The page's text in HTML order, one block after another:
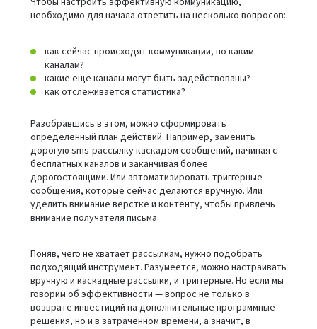
необходимо для начала ответить на несколько вопросов:
как сейчас происходят коммуникации, по каким
каналам?
какие еще каналы могут быть задействованы?
как отслеживается статистика?
Разобравшись в этом, можно сформировать
определенный план действий. Например, заменить
дорогую sms-рассылку каскадом сообщений, начиная с
бесплатных каналов и заканчивая более
дорогостоящими. Или автоматизировать триггерные
сообщения, которые сейчас делаются вручную. Или
уделить внимание верстке и контенту, чтобы привлечь
внимание получателя письма.
Поняв, чего не хватает рассылкам, нужно подобрать
подходящий инструмент. Разумеется, можно настраивать
вручную и каскадные рассылки, и триггерные. Но если мы
говорим об эффективности — вопрос не только в
возврате инвестиций на дополнительные программные
решения, но и в затраченном времени, а значит, в